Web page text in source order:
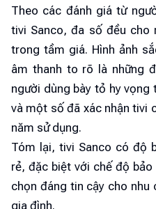
Theo các đánh giá từ
tivi Sanco, đa số đều cho
trong tầm giá. Hình ảnh
âm thanh to rõ là những
người dùng bày tỏ hy
và một số đã xác nhận tivi
năm sử dụng.
Tóm lại, tivi Sanco có độ
rẻ, đặc biệt với chế độ
chọn đáng tin cậy cho nhu
gia đình.